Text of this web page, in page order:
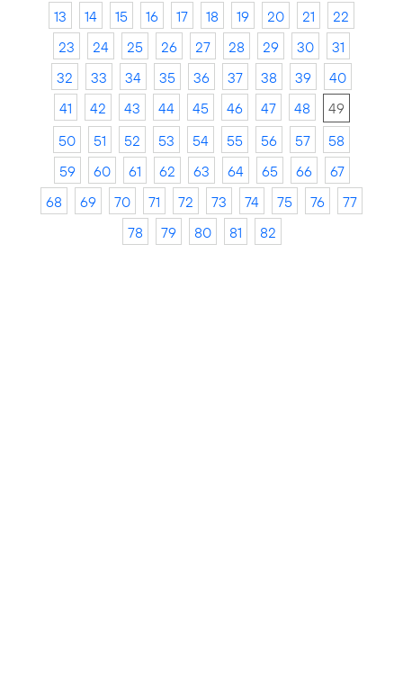
13
14 15 16 17 18 19 20 21
22
23
24 25 26 27 28 29 30
31
32
33 34 35 36 37 38 39
40
41
42 43 44 45 46 47 48
49
50
51 52 53 54 55 56 57
58
59
60 61 62 63 64 65 66
67
68
69 70 71 72 73 74 75 76
77
78
79 80 81 82